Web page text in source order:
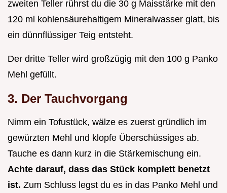
zweiten Teller rührst du die 30 g Maisstärke mit den
120 ml kohlensäurehaltigem Mineralwasser glatt, bis
ein dünnflüssiger Teig entsteht.
Der dritte Teller wird großzügig mit den 100 g Panko
Mehl gefüllt.
3. Der Tauchvorgang
Nimm ein Tofustück, wälze es zuerst gründlich im
gewürzten Mehl und klopfe Überschüssiges ab.
Tauche es dann kurz in die Stärkemischung ein.
Achte darauf, dass das Stück komplett benetzt
ist. Zum Schluss legst du es in das Panko Mehl und